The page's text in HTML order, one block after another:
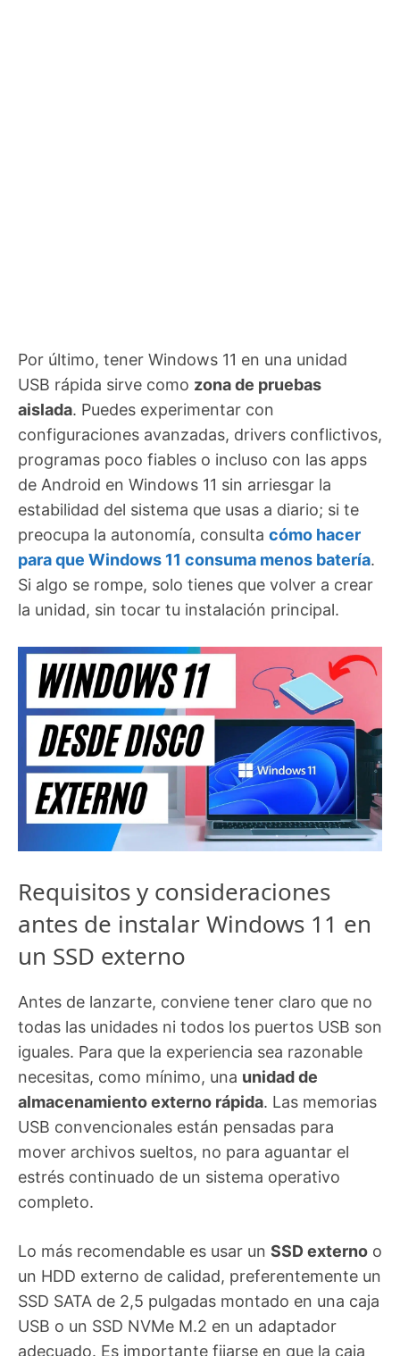
Por último, tener Windows 11 en una unidad
USB rápida sirve como zona de pruebas
aislada. Puedes experimentar con
configuraciones avanzadas, drivers conflictivos,
programas poco fiables o incluso con las apps
de Android en Windows 11 sin arriesgar la
estabilidad del sistema que usas a diario; si te
preocupa la autonomía, consulta cómo hacer
para que Windows 11 consuma menos batería.
Si algo se rompe, solo tienes que volver a crear
la unidad, sin tocar tu instalación principal.
Requisitos y consideraciones
antes de instalar Windows 11 en
un SSD externo
Antes de lanzarte, conviene tener claro que no
todas las unidades ni todos los puertos USB son
iguales. Para que la experiencia sea razonable
necesitas, como mínimo, una unidad de
almacenamiento externo rápida. Las memorias
USB convencionales están pensadas para
mover archivos sueltos, no para aguantar el
estrés continuado de un sistema operativo
completo.
Lo más recomendable es usar un SSD externo o
un HDD externo de calidad, preferentemente un
SSD SATA de 2,5 pulgadas montado en una caja
USB o un SSD NVMe M.2 en un adaptador
adecuado. Es importante fijarse en que la caja